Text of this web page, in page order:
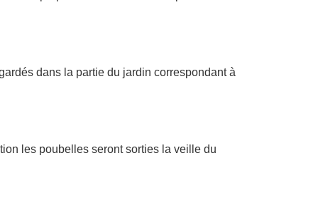
dans la partie du jardin correspondant à
les poubelles seront sorties la veille du